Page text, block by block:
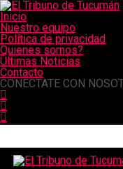
Inicio
Nuestro equipo
Política de privacidad
Quienes somos?
Últimas Noticias
Contacto
CONECTATE CON